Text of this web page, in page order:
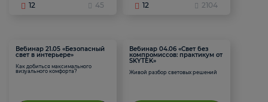
12 45 12 2104
Вебинар 21.05 «Безопасный
свет в интерьере»
Как добиться максимального
визуального комфорта?
Вебинар 04.06 «Свет без
компромиссов: практикум от
SKYTEK»
Живой разбор световых решений